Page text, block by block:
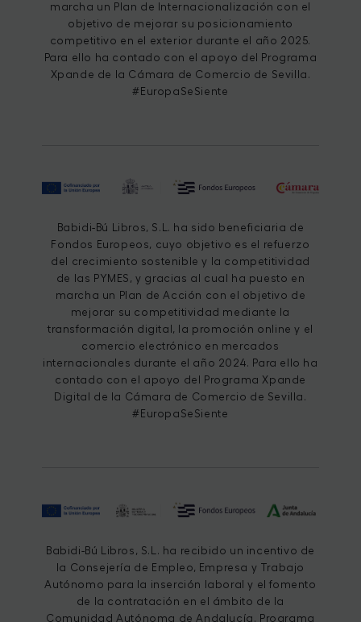
marcha un Plan de Internacionalización con el
objetivo de mejorar su posicionamiento
competitivo en el exterior durante el año 2025.
Para ello ha contado con el apoyo del Programa
Xpande de la Cámara de Comercio de Sevilla.
#EuropaSeSiente
Babidi-Bú Libros, S.L. ha sido beneficiaria de
Fondos Europeos, cuyo objetivo es el refuerzo
del crecimiento sostenible y la competitividad
de las PYMES, y gracias al cual ha puesto en
marcha un Plan de Acción con el objetivo de
mejorar su competitividad mediante la
transformación digital, la promoción online y el
comercio electrónico en mercados
internacionales durante el año 2024. Para ello ha
contado con el apoyo del Programa Xpande
Digital de la Cámara de Comercio de Sevilla.
#EuropaSeSiente
Babidi-Bú Libros, S.L. ha recibido un incentivo de
la Consejería de Empleo, Empresa y Trabajo
Autónomo para la inserción laboral y el fomento
de la contratación en el ámbito de la
Comunidad Autónoma de Andalucía. Programa